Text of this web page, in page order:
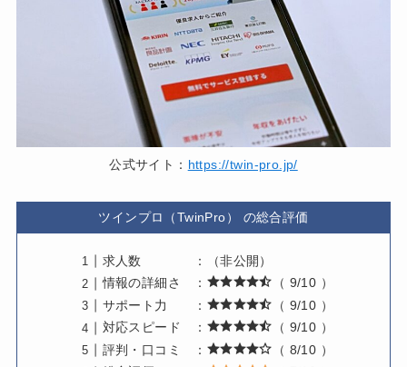
公式サイト： https://twin-pro.jp/
ツインプロ（TwinPro） の総合評価
求人数 ：（非公開）
情報の詳細さ ：
（ 9/10 ）
サポート力 ：
（ 9/10 ）
対応スピード ：
（ 9/10 ）
評判・口コミ ：
（ 8/10 ）